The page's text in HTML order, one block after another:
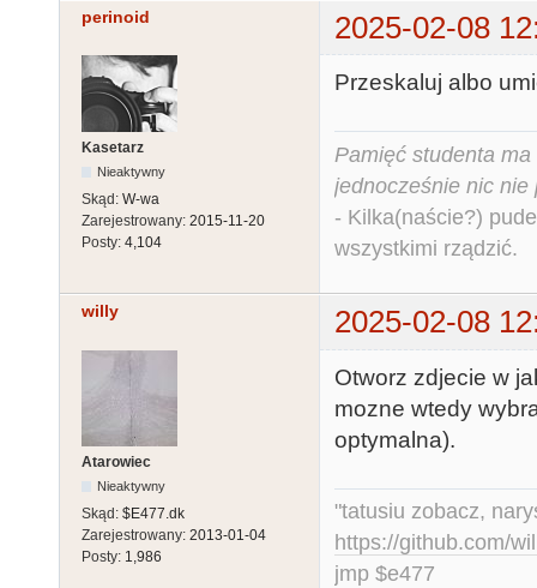
perinoid 2025-02-08
Kasetarz
Nieaktywny
Skąd: W-wa
Zarejestrowany: 2015-11-20
Posty: 4,104
Przeskaluj albo
Pamięć studenta
jednocześnie nic nie
- Kilka(naście?)
wszystkimi rządzić.
willy 2025-02-08
Atarowiec
Nieaktywny
Skąd: $E477.dk
Zarejestrowany: 2013-01-04
Posty: 1,986
Otworz zdjecie w
mozne wtedy
optymalna).
"tatusiu zobacz,
https://github.com/
jmp $e477